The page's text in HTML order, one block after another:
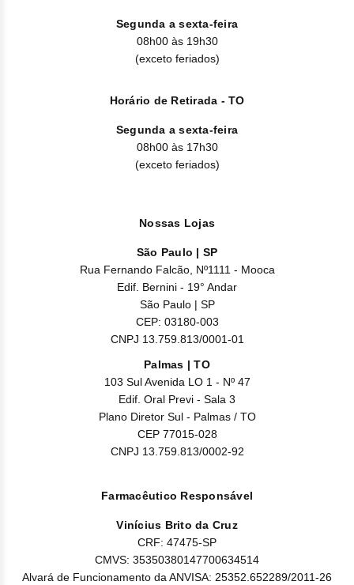
Segunda a sexta-feira
08h00 às 19h30
(exceto feriados)
Horário de Retirada - TO
Segunda a sexta-feira
08h00 às 17h30
(exceto feriados)
Nossas Lojas
São Paulo | SP
Rua Fernando Falcão, Nº1111 - Mooca
Edif. Bernini - 19° Andar
São Paulo | SP
CEP: 03180-003
CNPJ 13.759.813/0001-01
Palmas | TO
103 Sul Avenida LO 1 - Nº 47
Edif. Oral Previ - Sala 3
Plano Diretor Sul - Palmas / TO
CEP 77015-028
CNPJ 13.759.813/0002-92
Farmacêutico Responsável
Vinícius Brito da Cruz
CRF: 47475-SP
CMVS: 35350380147700634514
Alvará de Funcionamento da ANVISA: 25352.652289/2011-26